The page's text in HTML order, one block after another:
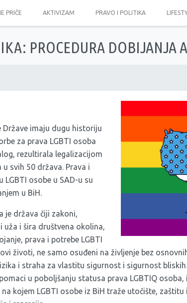
PRIČE AKTIVIZAM PRAVO I POLITIKA
PROCEDURA DOBIJANJA
Države imaju dugu historiju
za prava LGBTI osoba
rezultirala legalizacijom
svih 50 država. Prava i
LGBTI osobe u SAD-u su
u BiH.
je država čiji zakoni,
uža i šira društvena okolina,
prava i potrebe LGBTI
životi, ne samo osuđeni na življenje bez
i straha za vlastitu sigurnost i sigurnost
u poboljšanju statusa prava LGBTIQ osoba,
kojem LGBTI osobe iz BiH traže utočište,